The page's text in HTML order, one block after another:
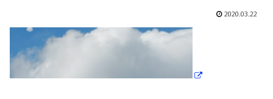
2020.03.22